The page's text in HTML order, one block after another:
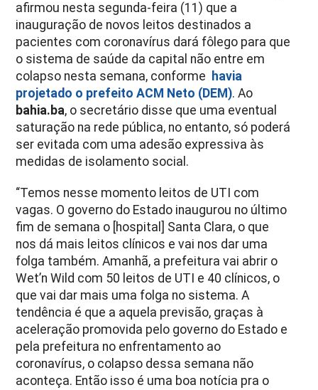
afirmou nesta segunda-feira (11) que a
inauguração de novos leitos destinados a
pacientes com coronavírus dará fôlego para que
o sistema de saúde da capital não entre em
colapso nesta semana, conforme havia
projetado o prefeito ACM Neto (DEM). Ao
bahia.ba, o secretário disse que uma eventual
saturação na rede pública, no entanto, só poderá
ser evitada com uma adesão expressiva às
medidas de isolamento social.
“Temos nesse momento leitos de UTI com
vagas. O governo do Estado inaugurou no último
fim de semana o [hospital] Santa Clara, o que
nos dá mais leitos clínicos e vai nos dar uma
folga também. Amanhã, a prefeitura vai abrir o
Wet’n Wild com 50 leitos de UTI e 40 clínicos, o
que vai dar mais uma folga no sistema. A
tendência é que a aquela previsão, graças à
aceleração promovida pelo governo do Estado e
pela prefeitura no enfrentamento ao
coronavírus, o colapso dessa semana não
aconteça. Então isso é uma boa notícia pra o